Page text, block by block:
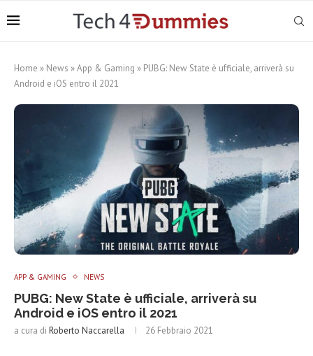
Home » News »App & Gaming » PUBG: New State è ufficiale, arriverà su
Android e iOS entro il 2021
APP & GAMING NEWS
PUBG: New State è ufficiale, arriverà su
Android e iOS entro il 2021
a cura di Roberto Naccarella 26 Febbraio 2021